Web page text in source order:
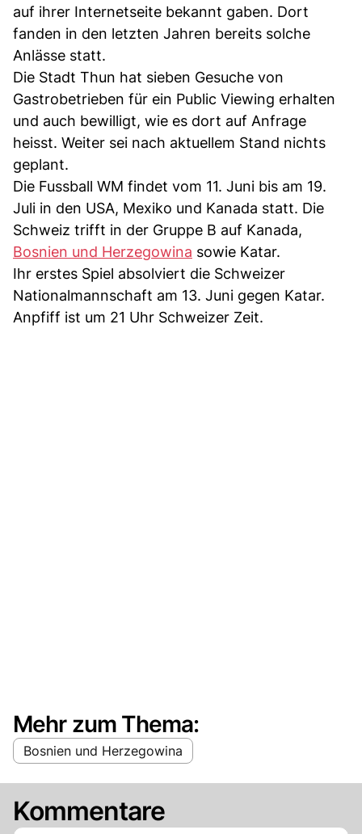
auf ihrer Internetseite bekannt gaben. Dort
fanden in den letzten Jahren bereits solche
Anlässe statt.
Die Stadt Thun hat sieben Gesuche von
Gastrobetrieben für ein Public Viewing erhalten
und auch bewilligt, wie es dort auf Anfrage
heisst. Weiter sei nach aktuellem Stand nichts
geplant.
Die Fussball WM findet vom 11. Juni bis am 19.
Juli in den USA, Mexiko und Kanada statt. Die
Schweiz trifft in der Gruppe B auf Kanada,
Bosnien und Herzegowina sowie Katar.
Ihr erstes Spiel absolviert die Schweizer
Nationalmannschaft am 13. Juni gegen Katar.
Anpfiff ist um 21 Uhr Schweizer Zeit.
Mehr zum Thema:
Bosnien und Herzegowina
Kommentare